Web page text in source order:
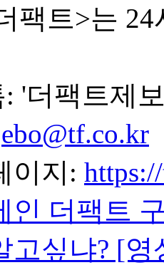
팩트>는
: '더팩트제
이지:
인 더팩트
고싶냐? [